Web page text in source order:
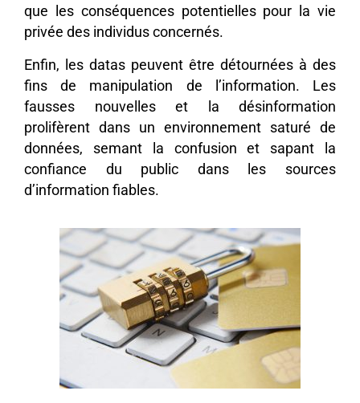
que les conséquences potentielles pour la vie
privée des individus concernés.
Enfin, les datas peuvent être détournées à des
fins de manipulation de l’information. Les
fausses nouvelles et la désinformation
prolifèrent dans un environnement saturé de
données, semant la confusion et sapant la
confiance du public dans les sources
d’information fiables.